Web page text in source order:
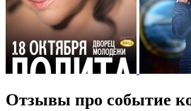
Отзывы про событие